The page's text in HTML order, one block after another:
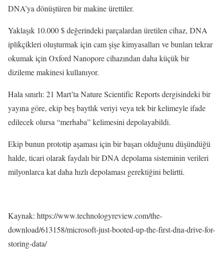
DNA’ya dönüştüren bir makine ürettiler.
Yaklaşık 10.000 $ değerindeki parçalardan üretilen cihaz, DNA
iplikçikleri oluşturmak için cam şişe kimyasalları ve bunları tekrar
okumak için Oxford Nanopore cihazından daha küçük bir
dizileme makinesi kullanıyor.
Hala sınırlı: 21 Mart’ta Nature Scientific Reports dergisindeki bir
yayına göre, ekip beş baytlık veriyi veya tek bir kelimeyle ifade
edilecek olursa “merhaba” kelimesini depolayabildi.
Ekip bunun prototip aşaması için bir başarı olduğunu düşündüğü
halde, ticari olarak faydalı bir DNA depolama sisteminin verileri
milyonlarca kat daha hızlı depolaması gerektiğini belirtti.
Kaynak: https://www.technologyreview.com/the-
download/613158/microsoft-just-booted-up-the-first-dna-drive-for-
storing-data/